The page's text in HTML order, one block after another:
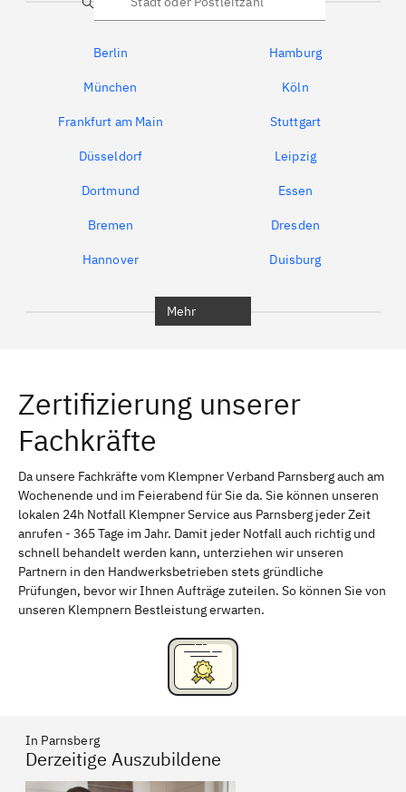
Suche
Berlin Hamburg
München Köln
Frankfurt am Main Stuttgart
Düsseldorf Leipzig
Dortmund Essen
Bremen Dresden
Hannover Duisburg
Erlangen Bamberg
Bayreuth
Schweinfurt Passau
Freising Rudelsdorf, Mittelfranken
Mehr
Zertifizierung unserer
Fachkräfte
Da unsere Fachkräfte vom Klempner Verband Parnsberg auch am
Wochenende und im Feierabend für Sie da. Sie können unseren
lokalen 24h Notfall Klempner Service aus Parnsberg jeder Zeit
anrufen - 365 Tage im Jahr. Damit jeder Notfall auch richtig und
schnell behandelt werden kann, unterziehen wir unseren
Partnern in den Handwerksbetrieben stets gründliche
Prüfungen, bevor wir Ihnen Aufträge zuteilen. So können Sie von
unseren Klempnern Bestleistung erwarten.
In Parnsberg
Derzeitige Auszubildene